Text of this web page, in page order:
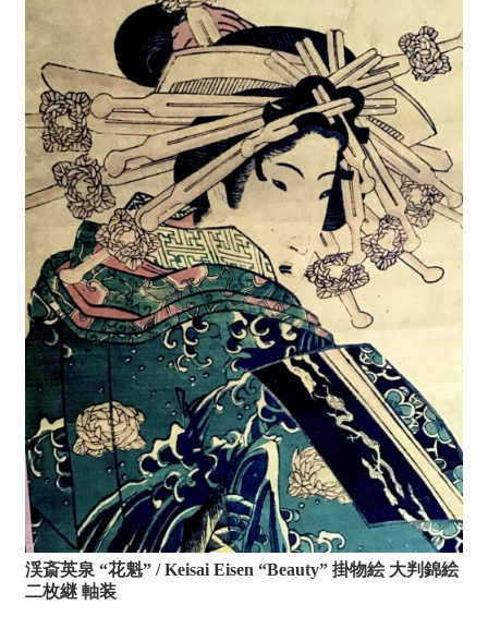
渓斎英泉 “花魁” / Keisai Eisen “Beauty” 掛物絵 大判錦絵
二枚継 軸装